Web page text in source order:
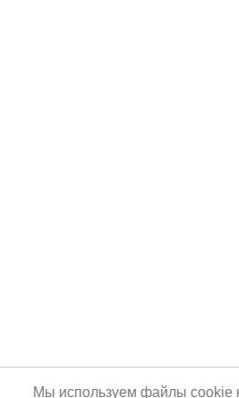
Мы используем файлы cookie